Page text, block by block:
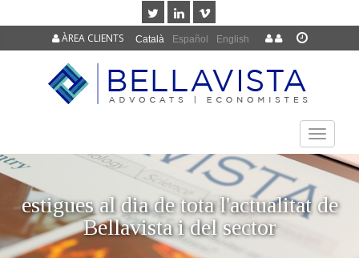
Català Español English
ÀREA CLIENTS
TOGGLE
estigues al dia de tota l'actualitat de
Bellavista i del sector